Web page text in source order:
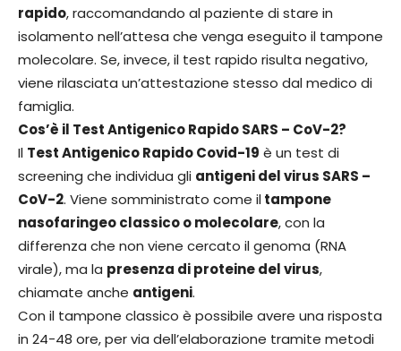
rapido, raccomandando al paziente di stare in
isolamento nell’attesa che venga eseguito il tampone
molecolare. Se, invece, il test rapido risulta negativo,
viene rilasciata un’attestazione stesso dal medico di
famiglia.
Cos’è il Test Antigenico Rapido SARS – CoV-2?
Il Test Antigenico Rapido Covid-19 è un test di
screening che individua gli antigeni del virus SARS –
CoV-2. Viene somministrato come iltampone
nasofaringeo classico o molecolare, con la
differenza che non viene cercato il genoma (RNA
virale), ma la presenza di proteine del virus,
chiamate anche antigeni.
Con il tampone classico è possibile avere una risposta
in 24-48 ore, per via dell’elaborazione tramite metodi